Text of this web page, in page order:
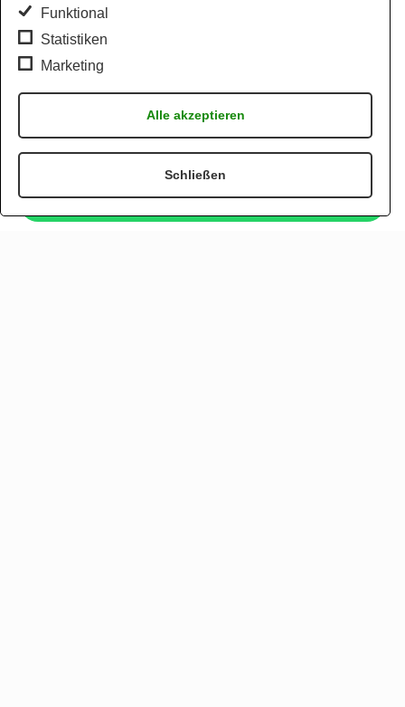
Funktional
Statistiken
Marketing
Alle akzeptieren
Schließen
Jetzt per WhatsApp bestellen